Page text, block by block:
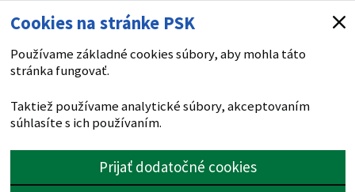
Cookies na stránke PSK
Používame základné cookies súbory, aby mohla táto
stránka fungovať.
Taktiež používame analytické súbory, akceptovaním
súhlasíte s ich používaním.
Prijať dodatočné cookies